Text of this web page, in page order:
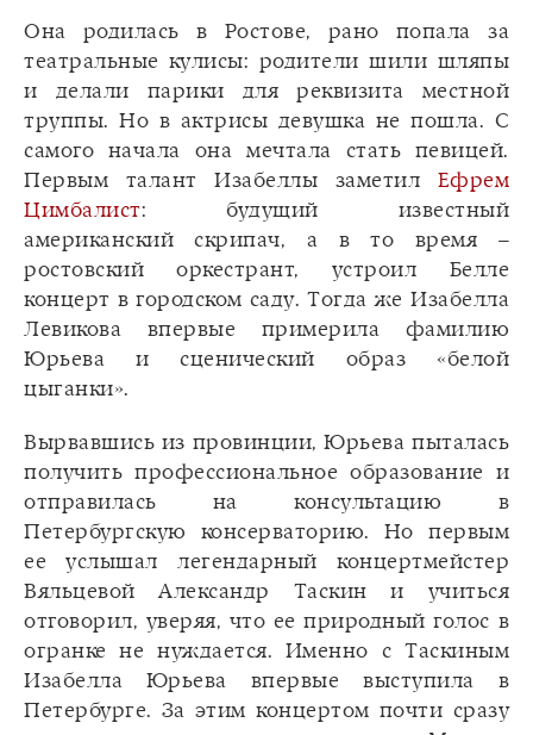
Она родилась в Ростове, рано попала за
театральные кулисы: родители шили шляпы
и делали парики для реквизита местной
труппы. Но в актрисы девушка не пошла. С
самого начала она мечтала стать певицей.
Первым талант Изабеллы заметил Ефрем
Цимбалист: будущий известный
американский скрипач, а в то время –
ростовский оркестрант, устроил Белле
концерт в городском саду. Тогда же Изабелла
Левикова впервые примерила фамилию
Юрьева и сценический образ «белой
цыганки».
Вырвавшись из провинции, Юрьева пыталась
получить профессиональное образование и
отправилась на консультацию в
Петербургскую консерваторию. Но первым
ее услышал легендарный концертмейстер
Вяльцевой Александр Таскин и учиться
отговорил, уверяя, что ее природный голос в
огранке не нуждается. Именно с Таскиным
Изабелла Юрьева впервые выступила в
Петербурге. За этим концертом почти сразу